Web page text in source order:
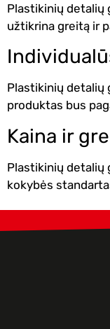
Plastikinių detalių
užtikrina greitą ir
Plastikinių detalių
produktas bus
Kaina ir
Plastikinių detalių
kokybės